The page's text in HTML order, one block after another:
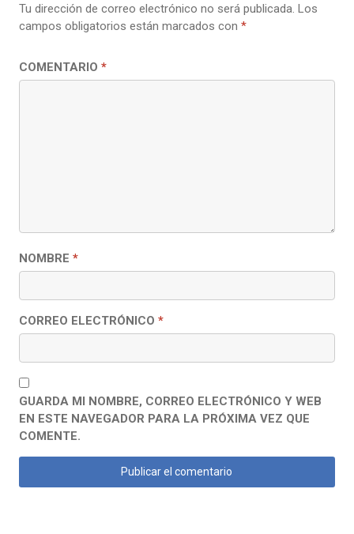
Tu dirección de correo electrónico no será publicada. Los
campos obligatorios están marcados con *
COMENTARIO *
NOMBRE *
CORREO ELECTRÓNICO *
GUARDA MI NOMBRE, CORREO ELECTRÓNICO Y WEB
EN ESTE NAVEGADOR PARA LA PRÓXIMA VEZ QUE
COMENTE.